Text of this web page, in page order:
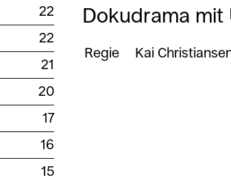
Dokudrama mit
Regie Kai
22
22
21
20
17
16
15